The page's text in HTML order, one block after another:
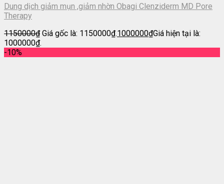
Dung dịch giảm mụn ,giảm nhờn Obagi Clenziderm MD Pore
Therapy
1150000₫ Giá gốc là: 1150000₫.1000000₫Giá hiện tại là:
1000000₫.
-10%